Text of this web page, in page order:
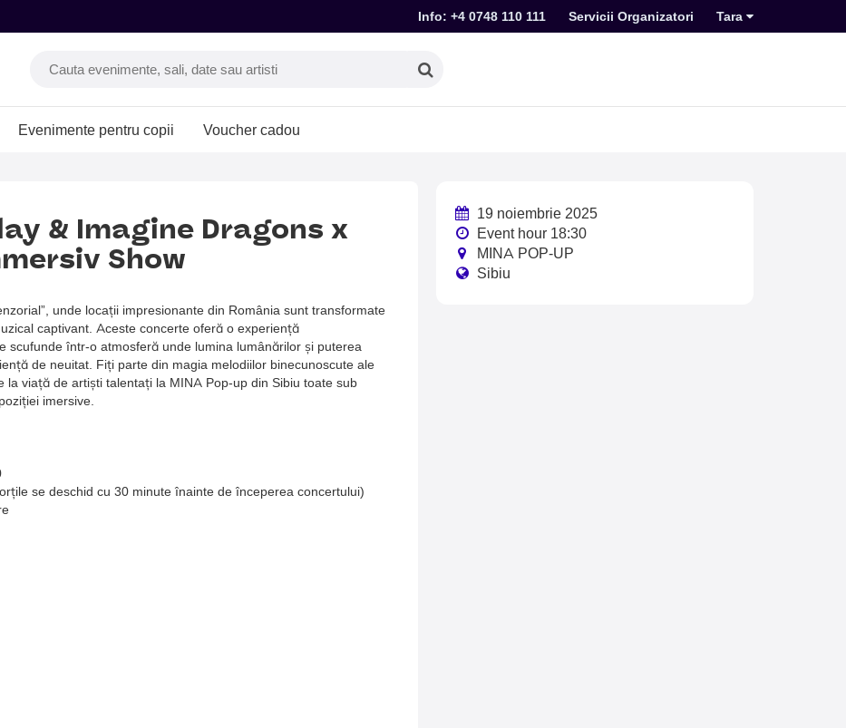
Info: +4 0748 110 111 Servicii Organizatori Tara
Evenimente pentru copii Voucher cadou
& Imagine Dragons x
Show
unde locații impresionante din România sunt transformate
captivant. Aceste concerte oferă o experiență
scufunde într-o atmosferă unde lumina lumânărilor și puterea
de neuitat. Fiți parte din magia melodiilor binecunoscute ale
viață de artiști talentați la MINA Pop-up din Sibiu toate sub
imersive.
se deschid cu 30 minute înainte de începerea concertului)
19 noiembrie 2025
Event hour 18:30
MINA POP-UP
Sibiu